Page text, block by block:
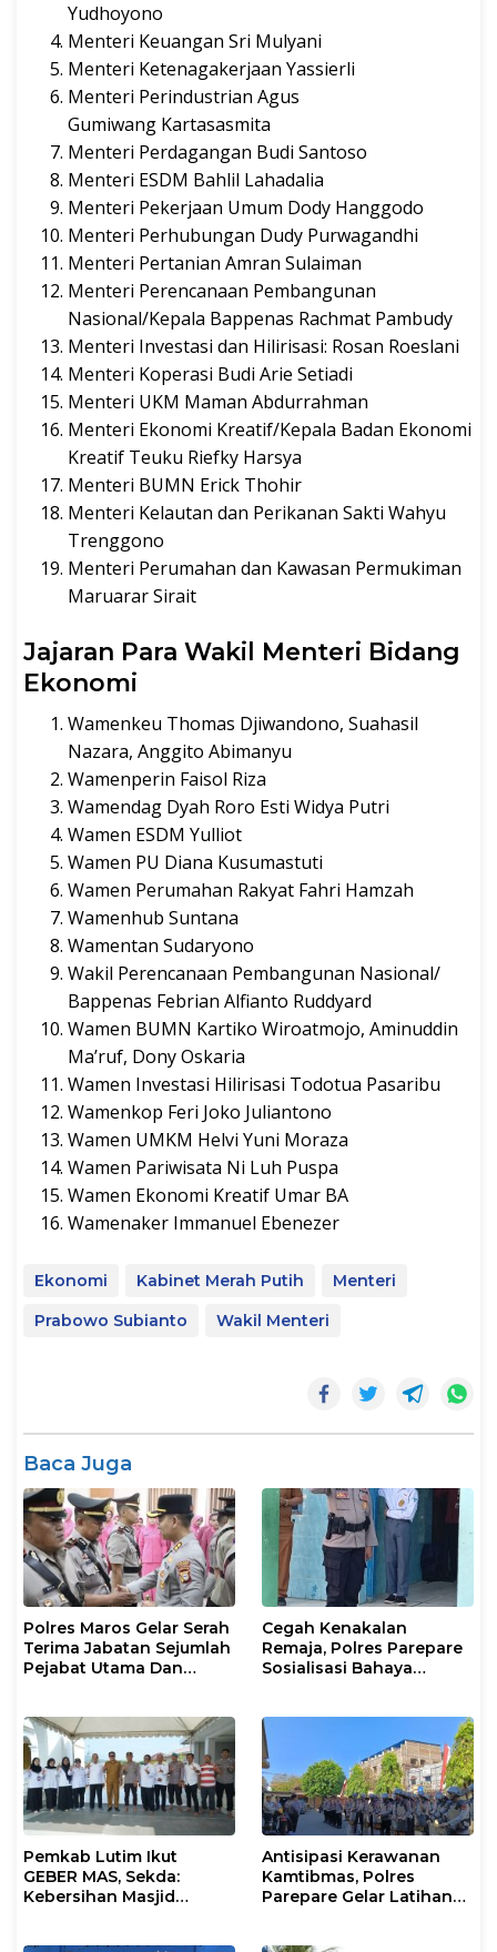
Yudhoyono
Menteri Keuangan Sri Mulyani
Menteri Ketenagakerjaan Yassierli
Menteri Perindustrian Agus
Gumiwang Kartasasmita
Menteri Perdagangan Budi Santoso
Menteri ESDM Bahlil Lahadalia
Menteri Pekerjaan Umum Dody Hanggodo
Menteri Perhubungan Dudy Purwagandhi
Menteri Pertanian Amran Sulaiman
Menteri Perencanaan Pembangunan
Nasional/Kepala Bappenas Rachmat Pambudy
Menteri Investasi dan Hilirisasi: Rosan Roeslani
Menteri Koperasi Budi Arie Setiadi
Menteri UKM Maman Abdurrahman
Menteri Ekonomi Kreatif/Kepala Badan Ekonomi
Kreatif Teuku Riefky Harsya
Menteri BUMN Erick Thohir
Menteri Kelautan dan Perikanan Sakti Wahyu
Trenggono
Menteri Perumahan dan Kawasan Permukiman
Maruarar Sirait
Jajaran Para Wakil Menteri Bidang
Ekonomi
Wamenkeu Thomas Djiwandono, Suahasil
Nazara, Anggito Abimanyu
Wamenperin Faisol Riza
Wamendag Dyah Roro Esti Widya Putri
Wamen ESDM Yulliot
Wamen PU Diana Kusumastuti
Wamen Perumahan Rakyat Fahri Hamzah
Wamenhub Suntana
Wamentan Sudaryono
Wakil Perencanaan Pembangunan Nasional/
Bappenas Febrian Alfianto Ruddyard
Wamen BUMN Kartiko Wiroatmojo, Aminuddin
Ma’ruf, Dony Oskaria
Wamen Investasi Hilirisasi Todotua Pasaribu
Wamenkop Feri Joko Juliantono
Wamen UMKM Helvi Yuni Moraza
Wamen Pariwisata Ni Luh Puspa
Wamen Ekonomi Kreatif Umar BA
Wamenaker Immanuel Ebenezer
Ekonomi Kabinet Merah Putih
Menteri
Prabowo Subianto
Wakil Menteri
Baca Juga
Polres Maros Gelar Serah
Terima Jabatan Sejumlah
Pejabat Utama Dan
Cegah Kenakalan
Remaja, Polres Parepare
Sosialisasi Bahaya
Pemkab Lutim Ikut
GEBER MAS, Sekda:
Kebersihan Masjid
Antisipasi Kerawanan
Kamtibmas, Polres
Parepare Gelar Latihan